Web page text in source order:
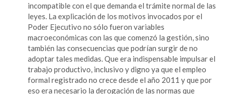
incompatible con el que demanda el trámite normal de las
leyes. La explicación de los motivos invocados por el
Poder Ejecutivo no sólo fueron variables
macroeconómicas con las que comenzó la gestión, sino
también las consecuencias que podrían surgir de no
adoptar tales medidas. Que era indispensable impulsar el
trabajo productivo, inclusivo y digno ya que el empleo
formal registrado no crece desde el año 2011 y que por
eso era necesario la derogación de las normas que